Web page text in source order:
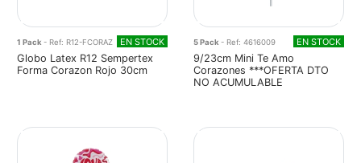
1 Pack - Ref: R12-FCORAZ EN STOCK
Globo Latex R12 Sempertex
Forma Corazon Rojo 30cm
5 Pack - Ref: 4616009 EN STOCK
9/23cm Mini Te Amo
Corazones ***OFERTA DTO
NO ACUMULABLE